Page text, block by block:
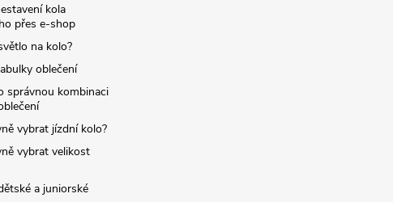
kola
přes e-shop
na kolo?
oblečení
správnou kombinaci
vybrat jízdní kolo?
vybrat velikost
a juniorské